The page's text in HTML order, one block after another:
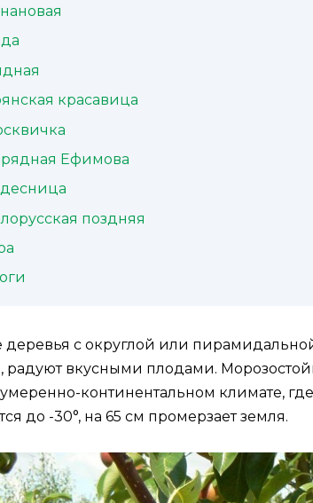
красавица
Ефимова
поздняя
деревья с округлой или
радуют вкусными плодами.
континентальном климате,
до -30°, на 65 см промерзает земля.